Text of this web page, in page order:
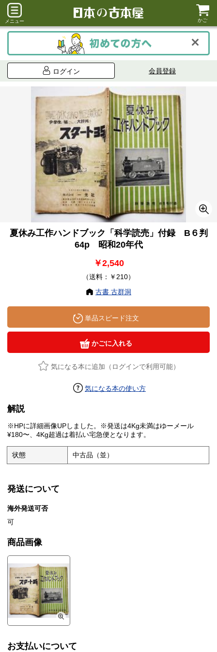
メニュー かご
ログイン 会員登録
夏休み工作ハンドブック「科学読売」付録 B６判
64p 昭和20年代
￥2,540
（送料：￥210）
古書 古群洞
単品スピード注文
かごに入れる
気になる本に追加（ログインで利用可能）
気になる本の使い方
解説
※HPに詳細画像UPしました。※発送は4Kg未満はゆーメール
¥180〜、4Kg超過は着払い宅急便となります。
状態 中古品（並）
発送について
海外発送可否
可
商品画像
お支払いについて